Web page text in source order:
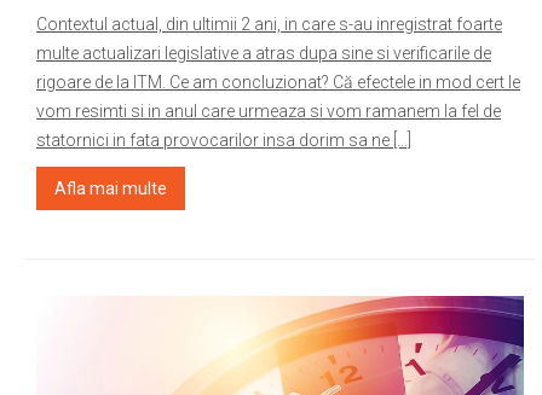
Contextul actual, din ultimii 2 ani, in care s-au inregistrat foarte
multe actualizari legislative a atras dupa sine si verificarile de
rigoare de la ITM. Ce am concluzionat? Că efectele in mod cert le
vom resimti si in anul care urmeaza si vom ramanem la fel de
statornici in fata provocarilor insa dorim sa ne […]
Afla mai multe